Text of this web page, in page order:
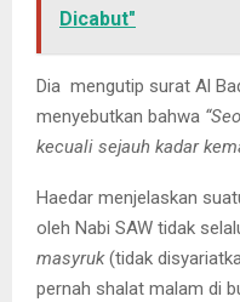
Dicabut"
Dia mengutip surat Al
menyebutkan bahwa
kecuali sejauh kadar
Haedar menjelaskan
oleh Nabi SAW tidak
masyruk(tidak
pernah shalat malam di